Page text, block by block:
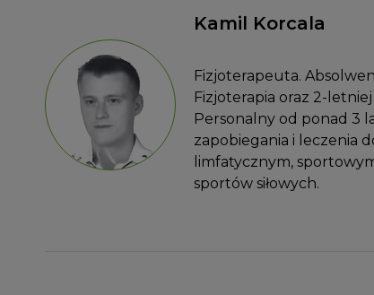
Kamil Korcala
Fizjoterapeuta.
Fizjoterapia oraz 2-
Personalny od ponad 3
zapobiegania i leczenia
limfatycznym,
sportów siłowych.